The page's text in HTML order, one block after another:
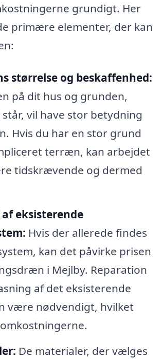
grundigt. Her
primære elementer, der kan
størrelse og beskaffenhed:
på dit hus og grunden,
vil have stor betydning
Hvis du har en stor grund
terræn, kan arbejdet
tidskrævende og dermed
eksisterende
Hvis der allerede findes
kan det påvirke prisen
i Mejlby. Reparation
af det eksisterende
være nødvendigt, hvilket
De materialer, der vælges